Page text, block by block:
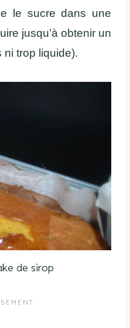
le sucre dans une
jusqu’à obtenir un
ni trop liquide).
de sirop